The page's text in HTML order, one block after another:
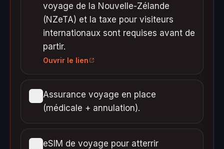
voyage de la Nouvelle-Zélande
(NZeTA) et la taxe pour visiteurs
internationaux sont requises avant de
partir.
Ouvrir le lien
Assurance voyage en place
(médicale + annulation).
eSIM de voyage pour atterrir